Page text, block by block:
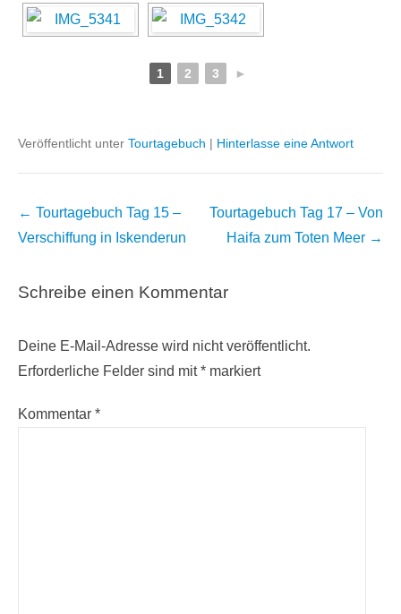
1 2 3 ►
Veröffentlicht unter Tourtagebuch | Hinterlasse eine Antwort
Beitragsnavigation
← Tourtagebuch Tag 15 –
Verschiffung in Iskenderun
Tourtagebuch Tag 17 – Von
Haifa zum Toten Meer →
Schreibe einen Kommentar
Deine E-Mail-Adresse wird nicht veröffentlicht.
Erforderliche Felder sind mit* markiert
Kommentar *